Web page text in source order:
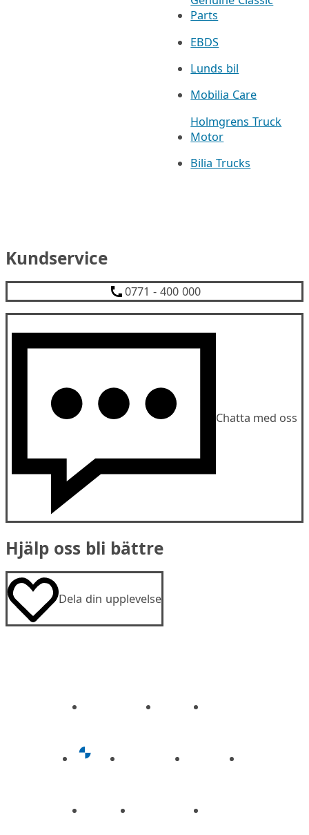
Parts
EBDS
Lunds bil
Mobilia Care
Holmgrens Truck
Motor
Bilia Trucks
Kundservice
0771 - 400 000
Chatta med oss
Hjälp oss bli bättre
Dela din upplevelse